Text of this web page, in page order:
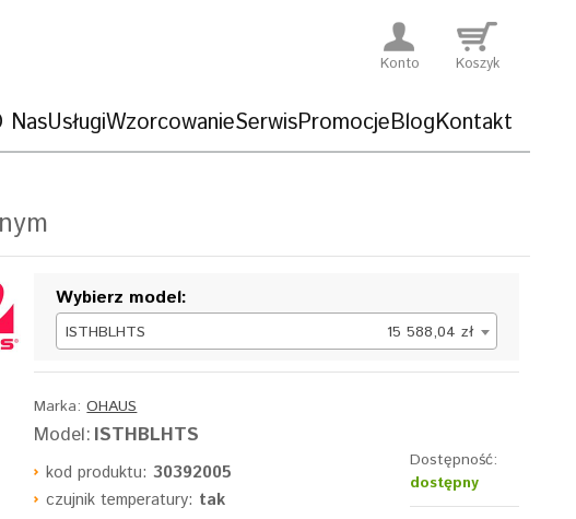
Konto Koszyk
NasUsługiWzorcowanieSerwisPromocjeBlogKontakt
Wybierz model:
ISTHBLHTS 15 588,04 zł
Marka:OHAUS
Model: ISTHBLHTS
kod produktu:30392005
czujnik temperatury: tak
Dostępność:
dostępny